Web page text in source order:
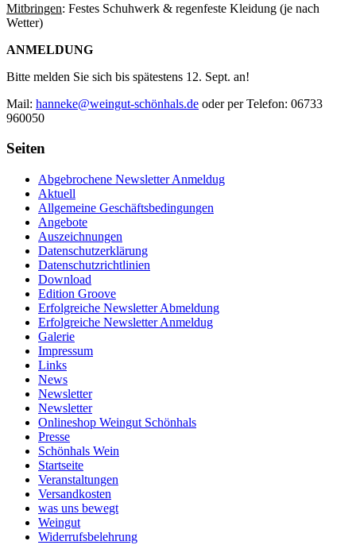
Mitbringen: Festes Schuhwerk & regenfeste Kleidung (je nach
Wetter)
ANMELDUNG
Bitte melden Sie sich bis spätestens 12. Sept. an!
Mail: hanneke@weingut-schönhals.de oder per Telefon: 06733
960050
Seiten
Abgebrochene Newsletter Anmeldug
Aktuell
Allgemeine Geschäftsbedingungen
Angebote
Auszeichnungen
Datenschutzerklärung
Datenschutzrichtlinien
Download
Edition Groove
Erfolgreiche Newsletter Abmeldung
Erfolgreiche Newsletter Anmeldug
Galerie
Impressum
Links
News
Newsletter
Newsletter
Onlineshop Weingut Schönhals
Presse
Schönhals Wein
Startseite
Veranstaltungen
Versandkosten
was uns bewegt
Weingut
Widerrufsbelehrung